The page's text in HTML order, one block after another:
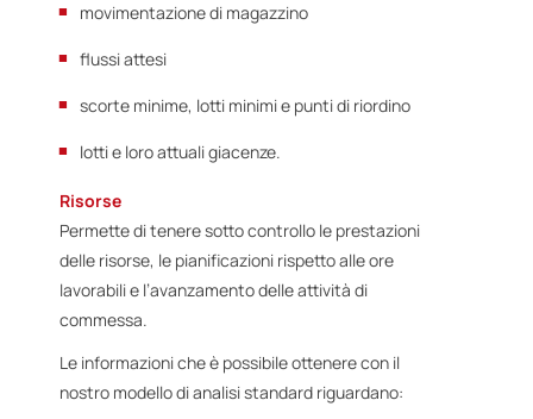
movimentazione di magazzino
flussi attesi
scorte minime, lotti minimi e punti di riordino
lotti e loro attuali giacenze.
Risorse
Permette di tenere sotto controllo le prestazioni
delle risorse, le pianificazioni rispetto alle ore
lavorabili e l’avanzamento delle attività di
commessa.
Le informazioni che è possibile ottenere con il
nostro modello di analisi standard riguardano: